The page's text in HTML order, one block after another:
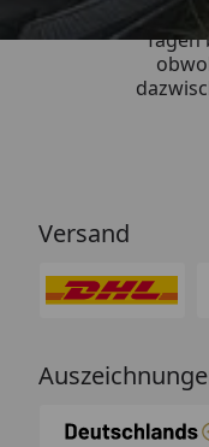
„Die
Versand